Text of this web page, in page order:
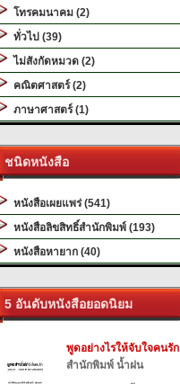
โทรคมนาคม (2)
ทั่วไป (39)
ไม่สังกัดหมวด (2)
คณิตศาสตร์ (2)
ภาษาศาสตร์ (1)
ชนิดหนังสือ
หนังสือเผยแพร่ (541)
หนังสือลิขสิทธิ์สำนักพิมพ์ (193)
หนังสือหายาก (40)
5 อันดับหนังสือยอดนิยม
พูดอย่างไรให้จับใจคนรัก
สำนักพิมพ์ น้ำฝน